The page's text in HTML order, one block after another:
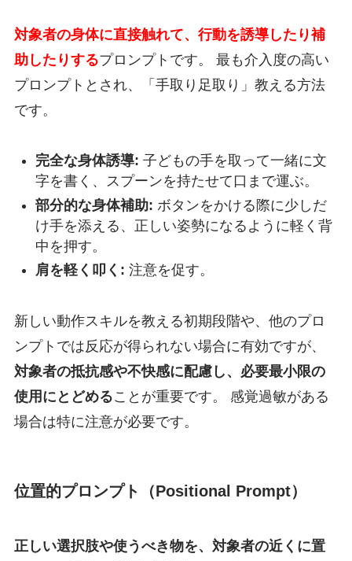
対象者の身体に直接触れて、行動を誘導したり補
助したりするプロンプトです。 最も介入度の高い
プロンプトとされ、「手取り足取り」教える方法
です。
完全な身体誘導: 子どもの手を取って一緒に文
字を書く、スプーンを持たせて口まで運ぶ。
部分的な身体補助: ボタンをかける際に少しだ
け手を添える、正しい姿勢になるように軽く背
中を押す。
肩を軽く叩く: 注意を促す。
新しい動作スキルを教える初期段階や、他のプロ
ンプトでは反応が得られない場合に有効ですが、
対象者の抵抗感や不快感に配慮し、必要最小限の
使用にとどめることが重要です。 感覚過敏がある
場合は特に注意が必要です。
位置的プロンプト（Positional Prompt）
正しい選択肢や使うべき物を、対象者の近くに置